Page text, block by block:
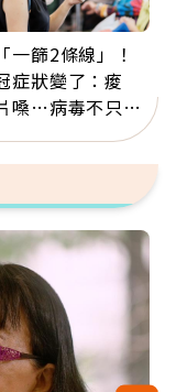
一篩2條線」！
症狀變了：痠
嗓…病毒不只攻
族恐引發全身血